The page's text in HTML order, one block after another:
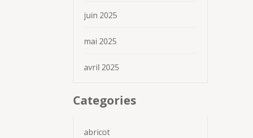
juin 2025
mai 2025
avril 2025
Categories
abricot